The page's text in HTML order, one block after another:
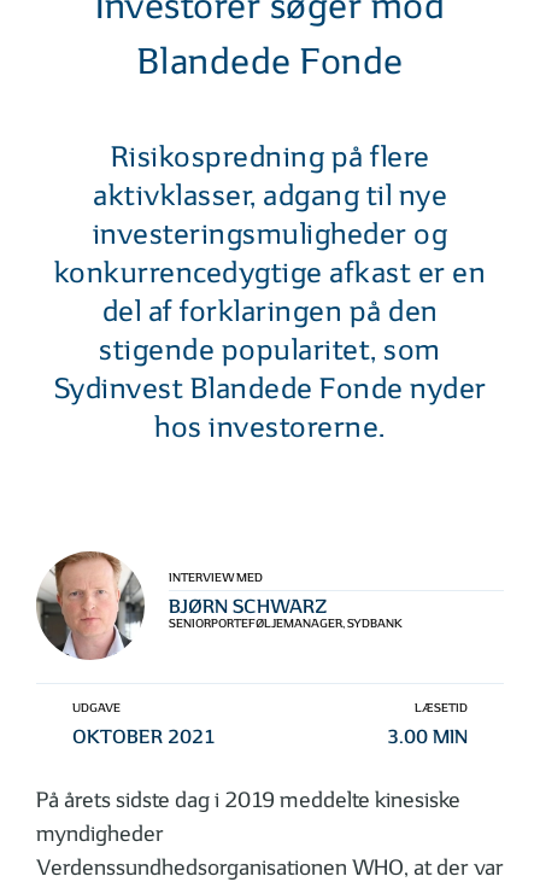
Blandede Fonde
Risikospredning på flere
aktivklasser, adgang til nye
investeringsmuligheder og
konkurrencedygtige afkast er en
del af forklaringen på den
stigende popularitet, som
Sydinvest Blandede Fonde nyder
hos investorerne.
INTERVIEW MED
BJØRN SCHWARZ
SENIORPORTEFØLJEMANAGER, SYDBANK
UDGAVE
OKTOBER 2021
LÆSETID
3.00 MIN
På årets sidste dag i 2019 meddelte kinesiske
myndigheder
Verdenssundhedsorganisationen WHO, at der var